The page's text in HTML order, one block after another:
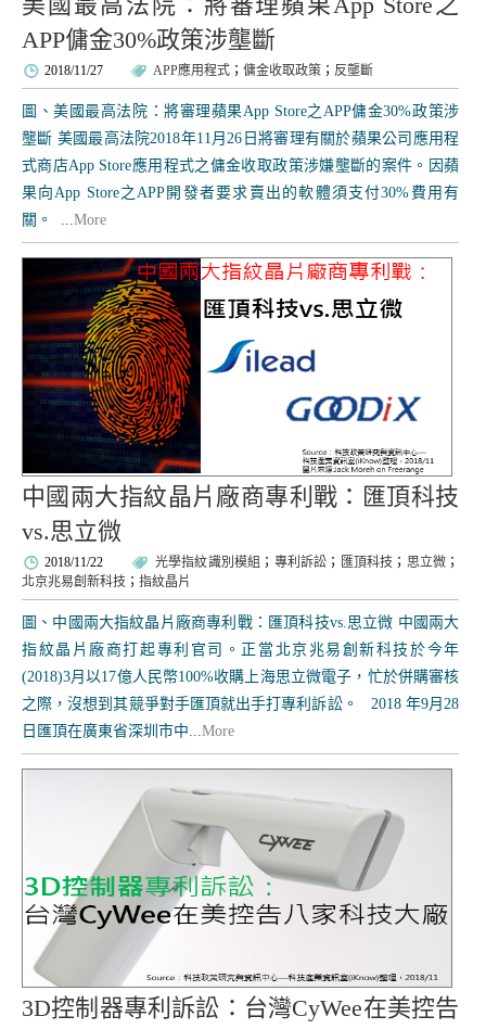
APP傭金30%政策涉壟斷
2018/11/27 APP應用程式 ； 傭金收取政策 ； 反壟斷
圖、美國最高法院：將審理蘋果App Store之APP傭金30%政策涉
壟斷 美國最高法院2018年11月26日將審理有關於蘋果公司應用程
式商店App Store應用程式之傭金收取政策涉嫌壟斷的案件。因蘋
果向App Store之APP開發者要求賣出的軟體須支付30%費用有
關。 ...More
中國兩大指紋晶片廠商專利戰：匯頂科技
vs.思立微
2018/11/22 光學指紋識別模組 ； 專利訴訟 ； 匯頂科技 ； 思立微 ；
北京兆易創新科技 ； 指紋晶片
圖、中國兩大指紋晶片廠商專利戰：匯頂科技vs.思立微 中國兩大
指紋晶片廠商打起專利官司。正當北京兆易創新科技於今年
(2018)3月以17億人民幣100%收購上海思立微電子，忙於併購審核
之際，沒想到其競爭對手匯頂就出手打專利訴訟。 2018 年9月28
日匯頂在廣東省深圳市中...More
3D控制器專利訴訟：台灣CyWee在美控告